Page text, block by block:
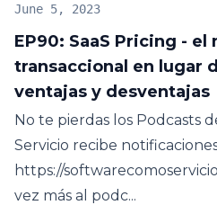
EP90: SaaS Pricing - el
transaccional en lugar
ventajas y desventajas
June 5, 2023
No te pierdas los Podcasts
Servicio recibe
https://
vez más al podc...